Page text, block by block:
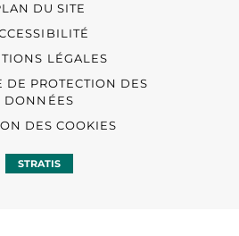
DU SITE
LÉGALES
DE PROTECTION DES
DONNÉES
DES COOKIES
STRATIS